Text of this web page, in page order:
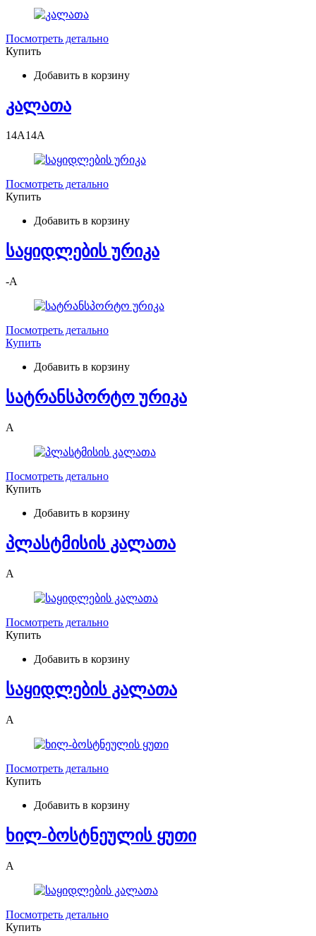
Посмотреть детально
Купить
Добавить в корзину
კალათა
14A14A
Посмотреть детально
Купить
Добавить в корзину
საყიდლების ურიკა
-A
Посмотреть детально
Купить
Добавить в корзину
სატრანსპორტო ურიკა
A
Посмотреть детально
Купить
Добавить в корзину
პლასტმისის კალათა
A
Посмотреть детально
Купить
Добавить в корзину
საყიდლების კალათა
A
Посмотреть детально
Купить
Добавить в корзину
ხილ-ბოსტნეულის ყუთი
A
Посмотреть детально
Купить